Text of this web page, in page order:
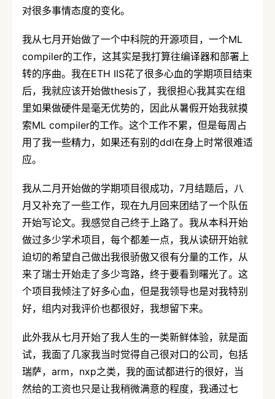
对很多事情态度的变化。
我从七月开始做了一个中科院的开源项目，一个ML
compiler的工作，这其实是我打算往编译器和部署上
转的序曲。我在ETH IIS花了很多心血的学期项目结束
后，我就应该开始做thesis了，我很担心我其实在组
里如果做硬件是毫无优势的，因此从暑假开始我就摸
索ML compiler的工作。这个工作不累，但是每周占
用了我一些精力，如果还有别的ddl在身上时常很难适
应。
我从二月开始做的学期项目很成功，7月结题后，八
月又补充了一些工作，现在九月回来团结了一个队伍
开始写论文。我感觉自己终于上路了。我从本科开始
做过多少学术项目，每个都差一点，我从读研开始就
迫切的希望自己做出我很骄傲又很有分量的工作，从
来了瑞士开始走了多少弯路，终于要看到曙光了。这
个项目我倾注了好多心血，但是我领导也是对我特别
好，组内对我评价也都很好，我想留下来。
此外我从七月开始了我人生的一类新鲜体验，就是面
试，我面了几家我当时觉得自己很对口的公司，包括
瑞萨，arm，nxp之类，我的面试都进行的很好，当
然给的工资也只是让我稍微满意的程度，我通过七